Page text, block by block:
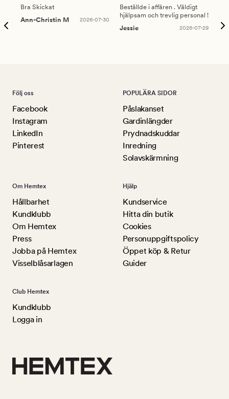
Bra Skickat
Ann-Christin M
2026-07-30
Beställde i affären . Väldigt
hjälpsam och trevlig personal !
Jessie
2026-07-29
Följ oss
Facebook
Instagram
LinkedIn
Pinterest
POPULÄRA SIDOR
Påslakanset
Gardinlängder
Prydnadskuddar
Inredning
Solavskärmning
Om Hemtex
Hållbarhet
Kundklubb
Om Hemtex
Press
Jobba på Hemtex
Visselblåsarlagen
Hjälp
Kundservice
Hitta din butik
Cookies
Personuppgiftspolicy
Öppet köp & Retur
Guider
Club Hemtex
Kundklubb
Logga in